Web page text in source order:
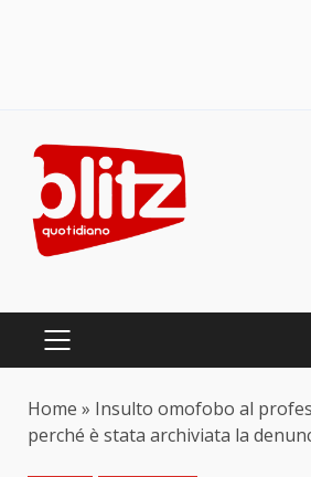
content
PRIMARY
Home » Insulto omofobo al
perché è stata archiviata la